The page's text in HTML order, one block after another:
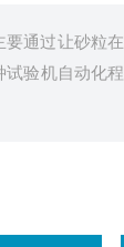
通过让砂粒
验机自动化